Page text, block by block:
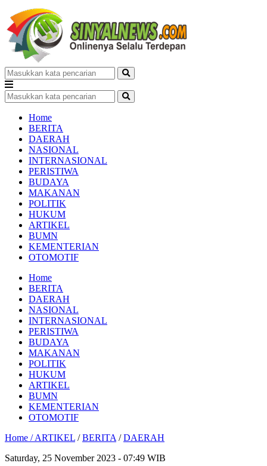
Home
BERITA
DAERAH
NASIONAL
INTERNASIONAL
PERISTIWA
BUDAYA
MAKANAN
POLITIK
HUKUM
ARTIKEL
BUMN
KEMENTERIAN
OTOMOTIF
Home
BERITA
DAERAH
NASIONAL
INTERNASIONAL
PERISTIWA
BUDAYA
MAKANAN
POLITIK
HUKUM
ARTIKEL
BUMN
KEMENTERIAN
OTOMOTIF
Home /ARTIKEL /BERITA /DAERAH
Saturday, 25 November 2023 - 07:49 WIB